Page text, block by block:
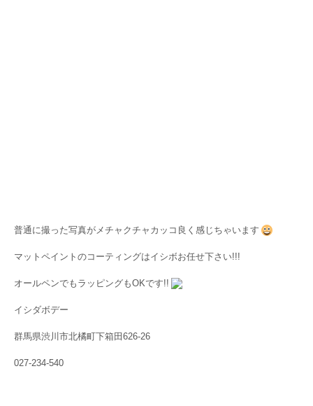
普通に撮った写真がメチャクチャカッコ良く感じちゃいます
マットペイントのコーティングはイシボお任せ下さい!!!
オールペンでもラッピングもOKです!!
イシダボデー
群馬県渋川市北橘町下箱田626-26
027-234-540